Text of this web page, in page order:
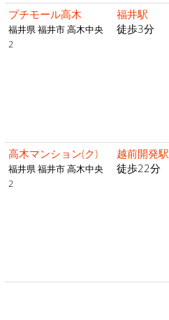
プチモール高木
福井県 福井市 高木中央
2
福井駅
徒歩3分
高木マンション(ク)
福井県 福井市 高木中央
2
越前開発駅
徒歩22分